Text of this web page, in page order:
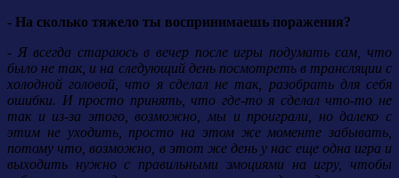
- На сколько тяжело ты воспринимаешь поражения?
- Я всегда стараюсь в вечер после игры подумать сам, что
было не так, и на следующий день посмотреть в трансляции с
холодной головой, что я сделал не так, разобрать для себя
ошибки. И просто принять, что где-то я сделал что-то не
так и из-за этого, возможно, мы и проиграли, но далеко с
этим не уходить, просто на этом же моменте забывать,
потому что, возможно, в этот же день у нас еще одна игра и
выходить нужно с правильными эмоциями на игру, чтобы